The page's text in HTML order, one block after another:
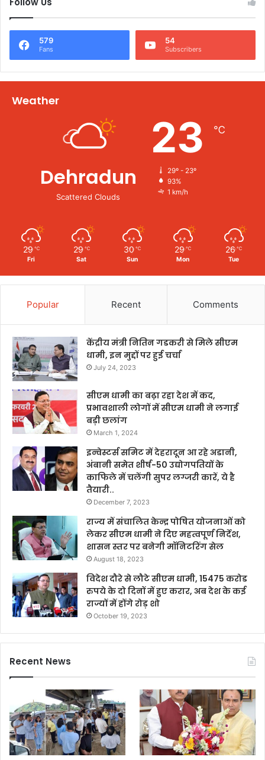
579
Fans
54
Subscribers
Weather
Dehradun
Scattered Clouds
23 ℃
29º - 23º
93%
1 km/h
29 ℃
Fri
29 ℃
Sat
30 ℃
Sun
29 ℃
Mon
26 ℃
Tue
Popular Recent Comments
केंद्रीय मंत्री नितिन गडकरी से मिले सीएम
धामी, इन मुद्दों पर हुई चर्चा
July 24, 2023
सीएम धामी का बढ़ा रहा देश में कद,
प्रभावशाली लोगों में सीएम धामी ने लगाई
बड़ी छलांग
March 1, 2024
इन्वेस्टर्स समिट में देहरादून आ रहे अडानी,
अंबानी समेत शीर्ष-50 उद्योगपतियों के
काफिले में चलेंगी सुपर लग्जरी कारें, ये है
तैयारी..
December 7, 2023
राज्य में संचालित केन्द्र पोषित योजनाओं को
लेकर सीएम धामी ने दिए महत्वपूर्ण निर्देश,
शासन स्तर पर बनेगी मॉनिटरिंग सेल
August 18, 2023
विदेश दौरे से लौटे सीएम धामी, 15475 करोड
रुपये के दो दिनों में हुए करार, अब देश के कई
राज्यों में होंगे रोड़ शो
October 19, 2023
Recent News